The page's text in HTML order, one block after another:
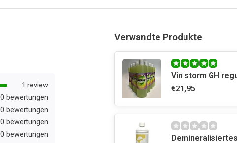
1 review
0 bewertungen
0 bewertungen
0 bewertungen
0 bewertungen
Verwandte Produkte
Vin storm GH
€21,95